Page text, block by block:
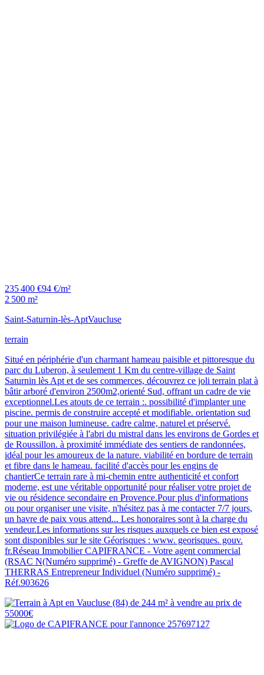
235 400 €94 €/m²
2 500 m²
Saint-Saturnin-lès-AptVaucluse
terrain
Situé en périphérie d'un charmant hameau paisible et pittoresque du
parc du Luberon, à seulement 1 Km du centre-village de Saint
Saturnin lès Apt et de ses commerces, découvrez ce joli terrain plat à
bâtir arboré d'environ 2500m2,orienté Sud, offrant un cadre de vie
exceptionnel.Les atouts de ce terrain :. possibilité d'implanter une
piscine. permis de construire accepté et modifiable. orientation sud
pour une maison lumineuse. cadre calme, naturel et préservé.
situation privilégiée à l'abri du mistral dans les environs de Gordes et
de Roussillon. à proximité immédiate des sentiers de randonnées,
idéal pour les amoureux de la nature. viabilité en bordure de terrain
et fibre dans le hameau. facilité d'accès pour les engins de
chantierCe terrain rare à mi-chemin entre authenticité et confort
moderne, est une véritable opportunité pour réaliser votre projet de
vie ou résidence secondaire en Provence.Pour plus d'informations
ou pour organiser une visite, n'hésitez pas à me contacter 7/7 jours,
un havre de paix vous attend... Les honoraires sont à la charge du
vendeur.Les informations sur les risques auxquels ce bien est exposé
sont disponibles sur le site Géorisques : www. georisques. gouv.
fr.Réseau Immobilier CAPIFRANCE - Votre agent commercial
(RSAC N(Numéro supprimé) - Greffe de AVIGNON) Pascal
THERRAS Entrepreneur Individuel (Numéro supprimé) -
Réf.903626